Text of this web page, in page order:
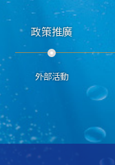
政策推廣
外部活動